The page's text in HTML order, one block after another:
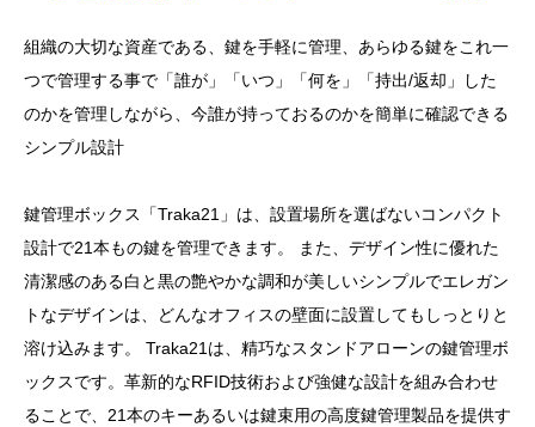
組織の大切な資産である、鍵を手軽に管理、あらゆる鍵をこれ一
つで管理する事で「誰が」「いつ」「何を」「持出/返却」した
のかを管理しながら、今誰が持っておるのかを簡単に確認できる
シンプル設計
鍵管理ボックス「Traka21」は、設置場所を選ばないコンパクト
設計で21本もの鍵を管理できます。 また、デザイン性に優れた
清潔感のある白と黒の艶やかな調和が美しいシンプルでエレガン
トなデザインは、どんなオフィスの壁面に設置してもしっとりと
溶け込みます。 Traka21は、精巧なスタンドアローンの鍵管理ボ
ックスです。革新的なRFID技術および強健な設計を組み合わせ
ることで、21本のキーあるいは鍵束用の高度鍵管理製品を提供す